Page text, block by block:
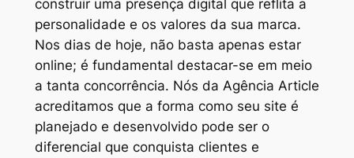
construir uma presença digital que reflita a
personalidade e os valores da sua marca.
Nos dias de hoje, não basta apenas estar
online; é fundamental destacar-se em meio
a tanta concorrência. Nós da Agência Article
acreditamos que a forma como seu site é
planejado e desenvolvido pode ser o
diferencial que conquista clientes e